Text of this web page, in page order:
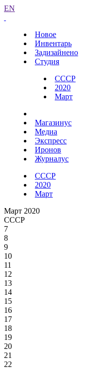
EN
Новое
Инвентарь
Задизайнено
Студия
СССР
2020
Март
Магазинус
Медиа
Экспресс
Иронов
Журналус
СССР
2020
Март
Март 2020
СССР
7
8
9
10
11
12
13
14
15
16
17
18
19
20
21
22